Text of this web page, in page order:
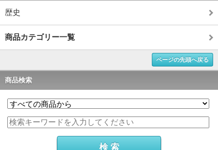
歴史
商品カテゴリー一覧
ページの先頭へ戻る
商品検索